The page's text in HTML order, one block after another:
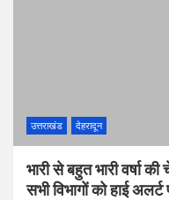
उत्तराखंड देहरादून
भारी से बहुत भारी वर्षा
सभी विभागों को हाई